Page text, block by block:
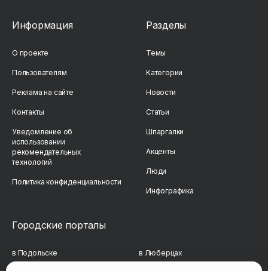
Информация
О проекте
Пользователям
Реклама на сайте
Контакты
Уведомление об
использовании
рекомендательных
технологий
Политика конфиденциальности
Разделы
Темы
Категории
Новости
Статьи
Шпаргалки
Акценты
Люди
Инфографика
Городские порталы
в Подольске в Люберцах